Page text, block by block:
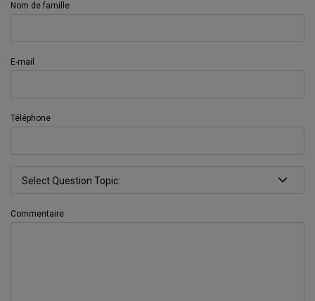
Nom de famille
E-mail
Téléphone
Commentaire